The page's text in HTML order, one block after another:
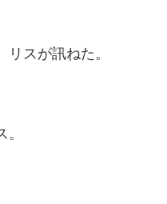
スが訊ねた。